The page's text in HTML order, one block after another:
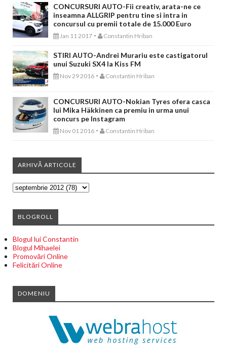
CONCURSURI AUTO-Fii creativ, arata-ne ce
inseamna ALLGRIP pentru tine si intra in
concursul cu premii totale de 15.000 Euro
Jan 11 2017 - Constantin Hriban
STIRI AUTO-Andrei Murariu este castigatorul
unui Suzuki SX4 la Kiss FM
Nov 29 2016 - Constantin Hriban
CONCURSURI AUTO-Nokian Tyres ofera casca
lui Mika Häkkinen ca premiu in urma unui
concurs pe Instagram
Nov 01 2016 - Constantin Hriban
ARHIVĂ ARTICOLE
BLOGROLL
Blogul lui Constantin
Blogul Mihaelei
Promovări Online
Felicitări Online
DOMENIU